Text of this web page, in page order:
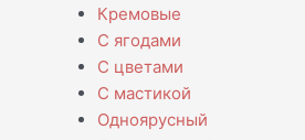
Кремовые
С ягодами
С цветами
С мастикой
Одноярусный